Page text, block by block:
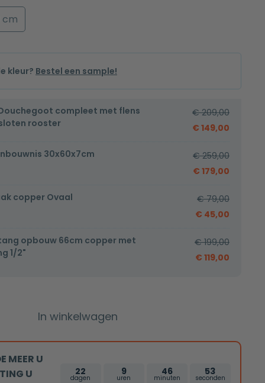
cm
kleur? Bestel een sample!
compleet met flens
rooster
€209,00
€ 149,00
30x60x7cm €259,00
€ 179,00
copper Ovaal €79,00
€ 45,00
opbouw 66cm copper met
1/2"
€199,00
€ 119,00
In winkelwagen
MEER U
U
22
dagen
9
uren
46
minuten
52
seconden